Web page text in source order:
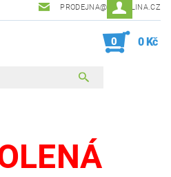
PRODEJNA@ZEVCELINA.CZ
0 0 Kč